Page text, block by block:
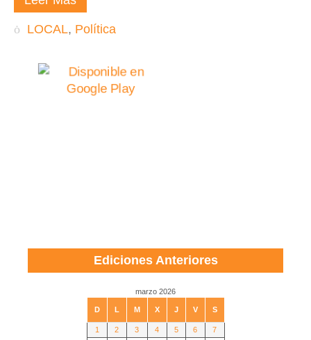
LOCAL, Política
Ediciones Anteriores
marzo 2026
D L M X J V S
1 2 3 4 5 6
7